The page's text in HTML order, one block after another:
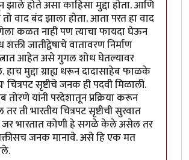
झाले होते असा काहिसा मुद्दा होता. आणि
तो वाद बंद झाला होता. आता परत हा वाद
कळत नाही पण त्याचा फायदा घेऊन
शक्ती जातीद्वेषाचे वातावरण निर्माण
आहेत असे गुगल शोध घेतल्यावर
मुद्दा ग्राह्य धरून दादासाहेब फाळके
चित्रपट सृष्टीचे जनक ही पदवी मिळाली.
तोरणे यांनी परदेशातून प्रक्रिया करून
ती भारतीय चित्रपट सृष्टीची सुरवात
जर भारतात कोणी हे सगळे केले असेल तर
जनक मानावे. असे हि एक मत